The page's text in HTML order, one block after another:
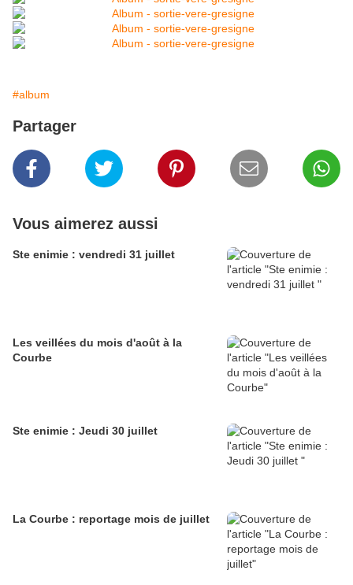
#album
Partager
Vous aimerez aussi
Ste enimie : vendredi 31 juillet
Les veillées du mois d'août à la
Courbe
Ste enimie : Jeudi 30 juillet
La Courbe : reportage mois de juillet